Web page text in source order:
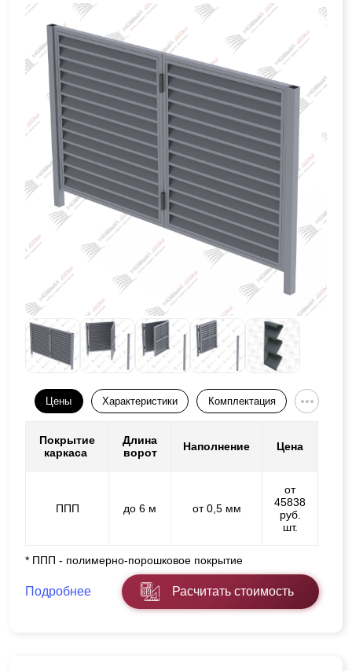
Цены Характеристики Комплектация
Покрытие
каркаса
Длина
ворот
Наполнение Цена
ППП до 6 м от 0,5 мм
от
45838
руб.
шт.
* ППП - полимерно-порошковое покрытие
Подробнее Расчитать стоимость